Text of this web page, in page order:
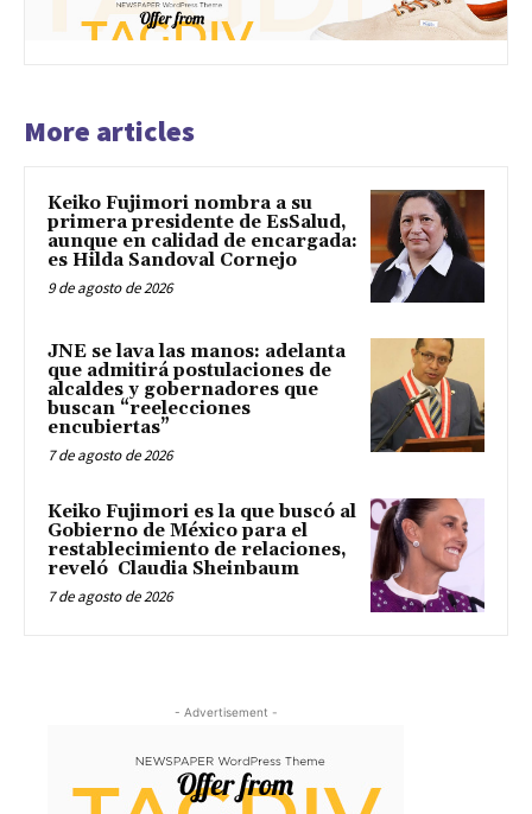
More articles
Keiko Fujimori nombra a su
primera presidente de EsSalud,
aunque en calidad de encargada:
es Hilda Sandoval Cornejo
9 de agosto de 2026
JNE se lava las manos: adelanta
que admitirá postulaciones de
alcaldes y gobernadores que
buscan “reelecciones
encubiertas”
7 de agosto de 2026
Keiko Fujimori es la que buscó al
Gobierno de México para el
restablecimiento de relaciones,
reveló Claudia Sheinbaum
7 de agosto de 2026
- Advertisement -